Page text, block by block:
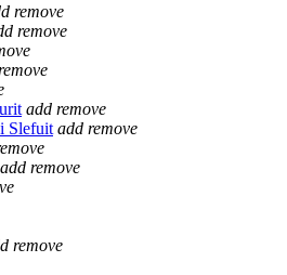
remove
remove
add remove
Slefuit add remove
add remove
remove